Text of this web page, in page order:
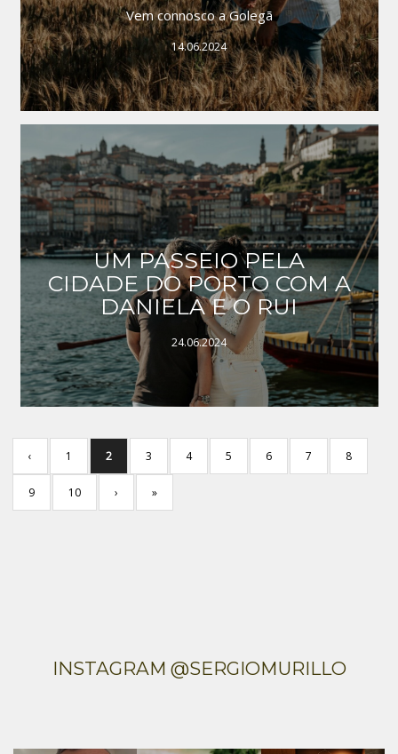
Vem connosco a Golegã
14.06.2024
UM PASSEIO PELA
CIDADE DO PORTO COM A
DANIELA E O RUI
24.06.2024
‹ 1 2 3 4 5 6 7 8
9 10 › »
INSTAGRAM @SERGIOMURILLO